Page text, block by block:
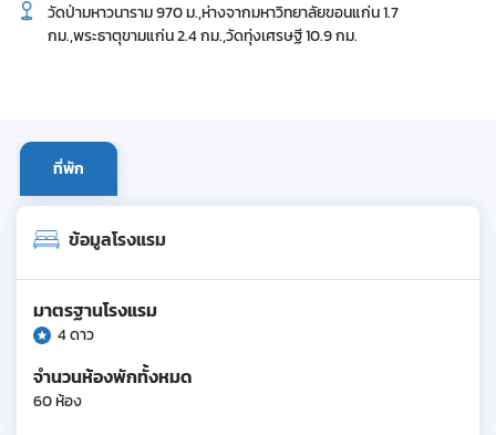
วัดป่ามหาวนาราม 970 ม.,ห่างจากมหาวิทยาลัยขอนแก่น 1.7
กม.,พระธาตุขามแก่น 2.4 กม.,วัดทุ่งเศรษฐี 10.9 กม.
ที่พัก
ข้อมูลโรงแรม
มาตรฐานโรงแรม
4 ดาว
จำนวนห้องพักทั้งหมด
60 ห้อง